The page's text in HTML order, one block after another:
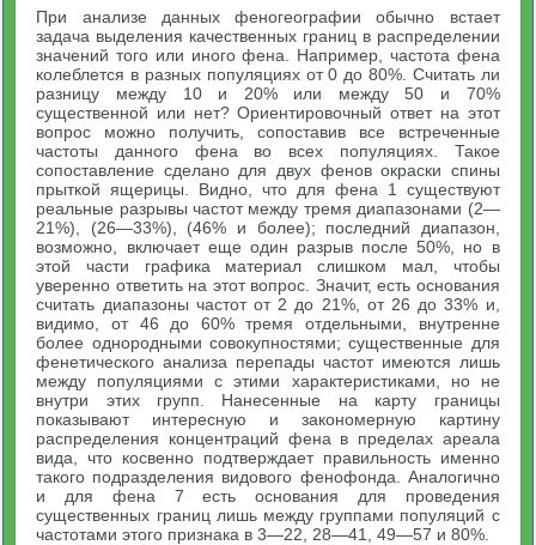
При анализе данных феногеографии обычно встает
задача выделения качественных границ в распределении
значений того или иного фена. Например, частота фена
колеблется в разных популяциях от 0 до 80%. Считать ли
разницу между 10 и 20% или между 50 и 70%
существенной или нет? Ориентировочный ответ на этот
вопрос можно получить, сопоставив все встреченные
частоты данного фена во всех популяциях. Такое
сопоставление сделано для двух фенов окраски спины
прыткой ящерицы. Видно, что для фена 1 существуют
реальные разрывы частот между тремя диапазонами (2—
21%), (26—33%), (46% и более); последний диапазон,
возможно, включает еще один разрыв после 50%, но в
этой части графика материал слишком мал, чтобы
уверенно ответить на этот вопрос. Значит, есть основания
считать диапазоны частот от 2 до 21%, от 26 до 33% и,
видимо, от 46 до 60% тремя отдельными, внутренне
более однородными совокупностями; существенные для
фенетического анализа перепады частот имеются лишь
между популяциями с этими характеристиками, но не
внутри этих групп. Нанесенные на карту границы
показывают интересную и закономерную картину
распределения концентраций фена в пределах ареала
вида, что косвенно подтверждает правильность именно
такого подразделения видового фенофонда. Аналогично
и для фена 7 есть основания для проведения
существенных границ лишь между группами популяций с
частотами этого признака в 3—22, 28—41, 49—57 и 80%.